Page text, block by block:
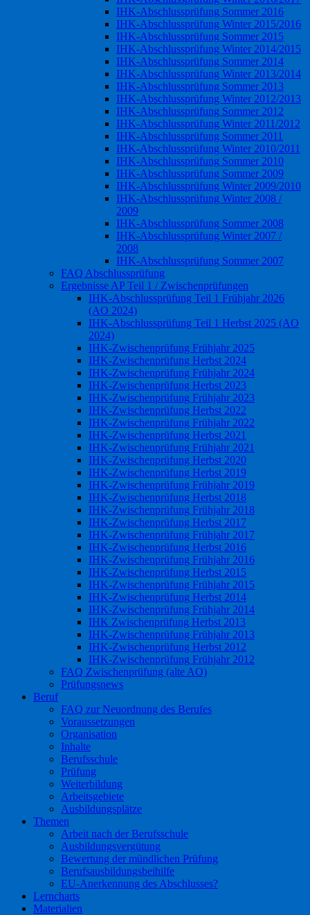
IHK-Abschlussprüfung Sommer 2016
IHK-Abschlussprüfung Winter 2015/2016
IHK-Abschlussprüfung Sommer 2015
IHK-Abschlussprüfung Winter 2014/2015
IHK-Abschlussprüfung Sommer 2014
IHK-Abschlussprüfung Winter 2013/2014
IHK-Abschlussprüfung Sommer 2013
IHK-Abschlussprüfung Winter 2012/2013
IHK-Abschlussprüfung Sommer 2012
IHK-Abschlussprüfung Winter 2011/2012
IHK-Abschlussprüfung Sommer 2011
IHK-Abschlussprüfung Winter 2010/2011
IHK-Abschlussprüfung Sommer 2010
IHK-Abschlussprüfung Sommer 2009
IHK-Abschlussprüfung Winter 2009/2010
IHK-Abschlussprüfung Winter 2008 /
2009
IHK-Abschlussprüfung Sommer 2008
IHK-Abschlussprüfung Winter 2007 /
2008
IHK-Abschlussprüfung Sommer 2007
FAQ Abschlussprüfung
Ergebnisse AP Teil 1 / Zwischenprüfungen
IHK-Abschlussprüfung Teil 1 Frühjahr 2026
(AO 2024)
IHK-Abschlussprüfung Teil 1 Herbst 2025 (AO
2024)
IHK-Zwischenprüfung Frühjahr 2025
IHK-Zwischenprüfung Herbst 2024
IHK-Zwischenprüfung Frühjahr 2024
IHK-Zwischenprüfung Herbst 2023
IHK-Zwischenprüfung Frühjahr 2023
IHK-Zwischenprüfung Herbst 2022
IHK-Zwischenprüfung Frühjahr 2022
IHK-Zwischenprüfung Herbst 2021
IHK-Zwischenprüfung Frühjahr 2021
IHK-Zwischenprüfung Herbst 2020
IHK-Zwischenprüfung Herbst 2019
IHK-Zwischenprüfung Frühjahr 2019
IHK-Zwischenprüfung Herbst 2018
IHK-Zwischenprüfung Frühjahr 2018
IHK-Zwischenprüfung Herbst 2017
IHK-Zwischenprüfung Frühjahr 2017
IHK-Zwischenprüfung Herbst 2016
IHK-Zwischenprüfung Frühjahr 2016
IHK-Zwischenprüfung Herbst 2015
IHK-Zwischenprüfung Frühjahr 2015
IHK-Zwischenprüfung Herbst 2014
IHK-Zwischenprüfung Frühjahr 2014
IHK Zwischenprüfung Herbst 2013
IHK-Zwischenprüfung Frühjahr 2013
IHK-Zwischenprüfung Herbst 2012
IHK-Zwischenprüfung Frühjahr 2012
FAQ Zwischenprüfung (alte AO)
Prüfungsnews
Beruf
FAQ zur Neuordnung des Berufes
Voraussetzungen
Organisation
Inhalte
Berufsschule
Prüfung
Weiterbildung
Arbeitsgebiete
Ausbildungsplätze
Themen
Arbeit nach der Berufsschule
Ausbildungsvergütung
Bewertung der mündlichen Prüfung
Berufsausbildungsbeihilfe
EU-Anerkennung des Abschlusses?
Lerncharts
Materialien